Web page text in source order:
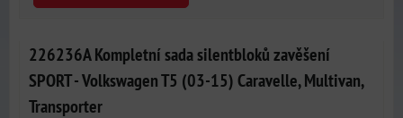
226236A Kompletní sada silentbloků zavěšení
SPORT - Volkswagen T5 (03-15) Caravelle, Multivan,
Transporter